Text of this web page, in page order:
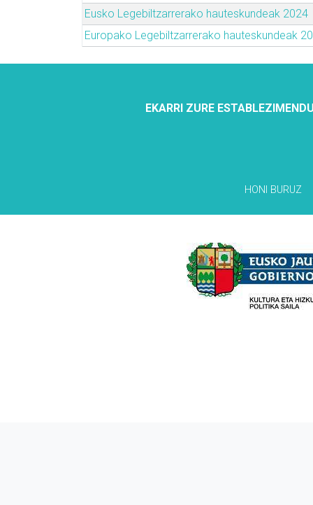
Eusko Legebiltzarrerako hauteskundeak 2024
Europako Legebiltzarrerako hauteskundeak
EKARRI ZURE
HONI BURUZ